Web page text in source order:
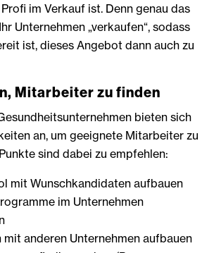
im Verkauf ist. Denn genau das
Unternehmen „verkaufen“, sodass
ist, dieses Angebot dann auch zu
Mitarbeiter zu finden
bieten sich
an, um geeignete Mitarbeiter zu
sind dabei zu empfehlen:
mit Wunschkandidaten aufbauen
im Unternehmen
anderen Unternehmen aufbauen